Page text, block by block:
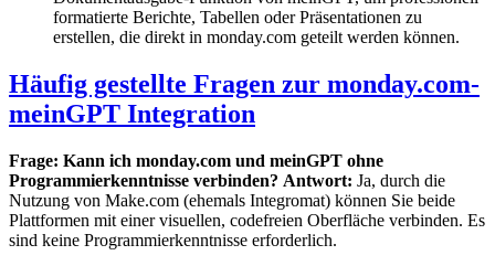
formatierte Berichte, Tabellen oder Präsentationen zu
erstellen, die direkt in monday.com geteilt werden können.
Häufig gestellte Fragen zur monday.com-
meinGPT Integration
Frage: Kann ich monday.com und meinGPT ohne
Programmierkenntnisse verbinden? Antwort: Ja, durch die
Nutzung von Make.com (ehemals Integromat) können Sie beide
Plattformen mit einer visuellen, codefreien Oberfläche verbinden. Es
sind keine Programmierkenntnisse erforderlich.